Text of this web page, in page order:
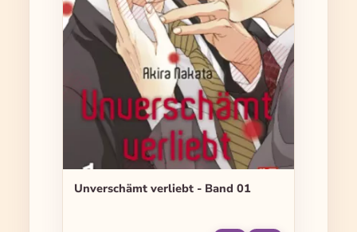
Unverschämt verliebt - Band 01